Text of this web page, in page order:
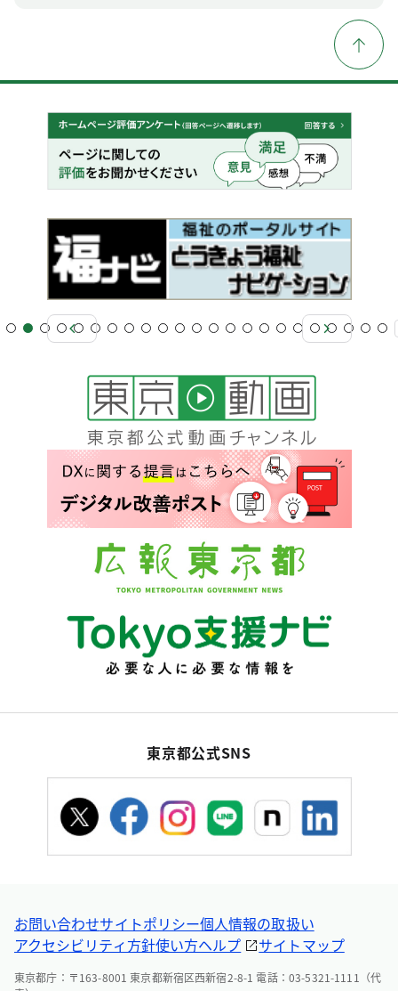
東京都公式SNS
お問い合わせサイトポリシー個人情報の取扱い
アクセシビリティ方針使い方ヘルプ サイトマップ
東京都庁：〒163-8001 東京都新宿区西新宿2-8-1 電話：03-5321-1111（代